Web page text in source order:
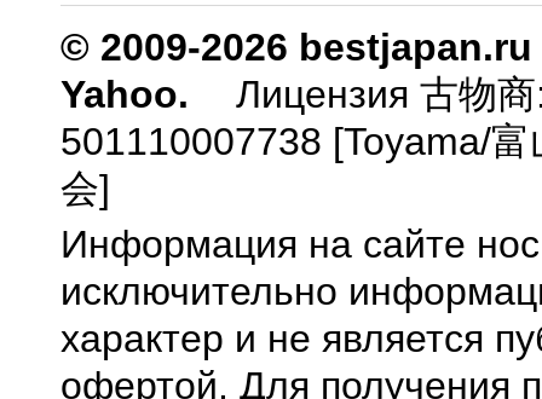
© 2009-2026
Yahoo.
Лицензия 古物
501110007738 [Toyama/
会]
Информация на сайте
исключительно
характер и не является
офертой. Для получения